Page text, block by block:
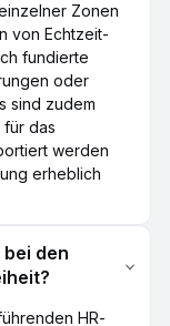
Zonen
von Echtzeit-
fundierte
oder
sind zudem
das
werden
erheblich
den
HR-